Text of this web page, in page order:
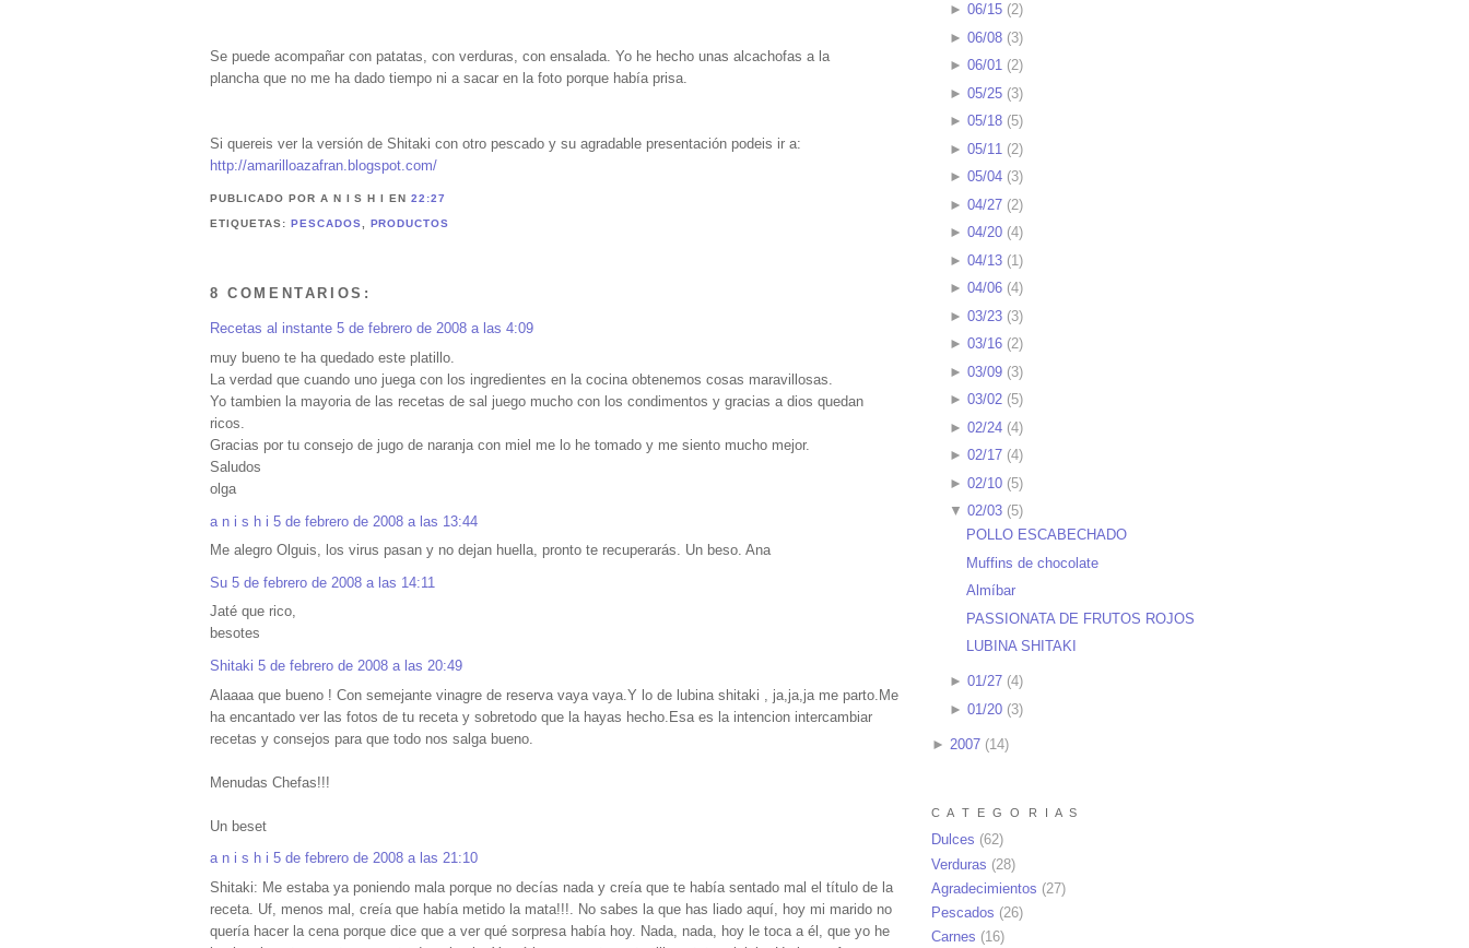
Se puede acompañar con patatas, con verduras, con ensalada. Yo he hecho unas alcachofas a la
plancha que no me ha dado tiempo ni a sacar en la foto porque había prisa.
Si quereis ver la versión de Shitaki con otro pescado y su agradable presentación podeis ir a:
http://amarilloazafran.blogspot.com/
PUBLICADO POR A N I S H IEN22:27
ETIQUETAS: PESCADOS PRODUCTOS
8 COMENTARIOS:
Recetas al instante 5 de febrero de 2008 a las 4:09
muy bueno te ha quedado este platillo.
La verdad que cuando uno juega con los ingredientes en la cocina obtenemos cosas maravillosas.
Yo tambien la mayoria de las recetas de sal juego mucho con los condimentos y gracias a dios quedan
ricos.
Gracias por tu consejo de jugo de naranja con miel me lo he tomado y me siento mucho mejor.
Saludos
olga
a n i s h i 5 de febrero de 2008 a las 13:44
Me alegro Olguis, los virus pasan y no dejan huella, pronto te recuperarás. Un beso. Ana
Su 5 de febrero de 2008 a las 14:11
Jaté que rico,
besotes
Shitaki 5 de febrero de 2008 a las 20:49
Alaaaa que bueno ! Con semejante vinagre de reserva vaya vaya.Y lo de lubina shitaki , ja,ja,ja me parto.Me
ha encantado ver las fotos de tu receta y sobretodo que la hayas hecho.Esa es la intencion intercambiar
recetas y consejos para que todo nos salga bueno.
Menudas Chefas!!!
Un beset
a n i s h i 5 de febrero de 2008 a las 21:10
Shitaki: Me estaba ya poniendo mala porque no decías nada y creía que te había sentado mal el título de la
receta. Uf, menos mal, creía que había metido la mata!!!. No sabes la que has liado aquí, hoy mi marido no
quería hacer la cena porque dice que a ver qué sorpresa había hoy. Nada, nada, hoy le toca a él, que yo he
► 06/15(2)
► 06/08(3)
► 06/01(2)
► 05/25(3)
► 05/18(5)
► 05/11 (2)
► 05/04(3)
► 04/27(2)
► 04/20(4)
► 04/13(1)
► 04/06(4)
► 03/23(3)
► 03/16(2)
► 03/09(3)
► 03/02(5)
► 02/24(4)
► 02/17(4)
► 02/10(5)
▼ 02/03(5)
POLLO ESCABECHADO
Muffins de chocolate
Almíbar
PASSIONATA DE FRUTOS ROJOS
LUBINA SHITAKI
► 01/27(4)
► 01/20(3)
► 2007 (14)
C A T E G O R I A S
Dulces (62)
Verduras (28)
Agradecimientos (27)
Pescados (26)
Carnes (16)